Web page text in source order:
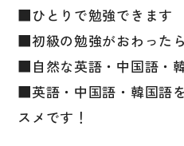
ポルトガル語辞典
ロシア語辞典
各国語辞典
国語辞典
漢字・漢和辞典
■ひとりで勉強できます
■初級の勉強がおわった
■自然な英語・中国語・
■英語・中国語・韓国語
スメです！